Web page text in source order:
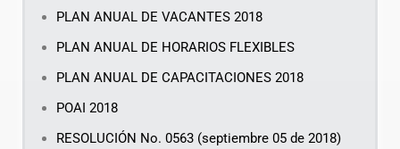
PLAN ANUAL DE VACANTES 2018
PLAN ANUAL DE HORARIOS FLEXIBLES
PLAN ANUAL DE CAPACITACIONES 2018
POAI 2018
RESOLUCIÓN No. 0563 (septiembre 05 de 2018)